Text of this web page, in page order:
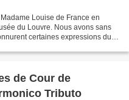
Louise de France en
du Louvre. Nous avons sans
certaines expressions du
de Cour de
Tributo